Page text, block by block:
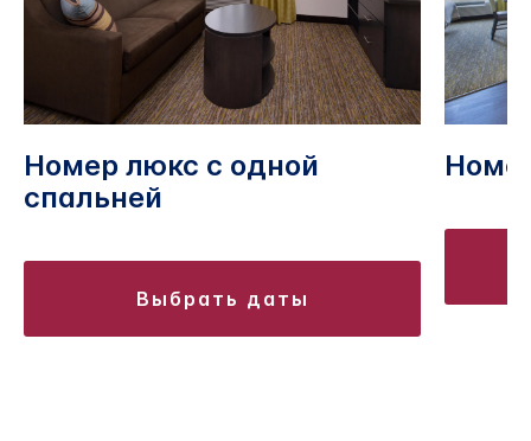
Номер люкс с одной
спальней
выбрать даты